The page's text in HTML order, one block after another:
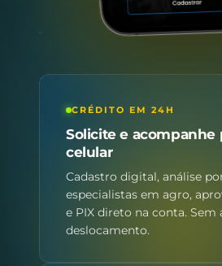
CRÉDITO EM 24H
Solicite e acompanhe
celular
Cadastro digital, análise
especialistas em agro,
e PIX direto na conta. Sem
deslocamento.